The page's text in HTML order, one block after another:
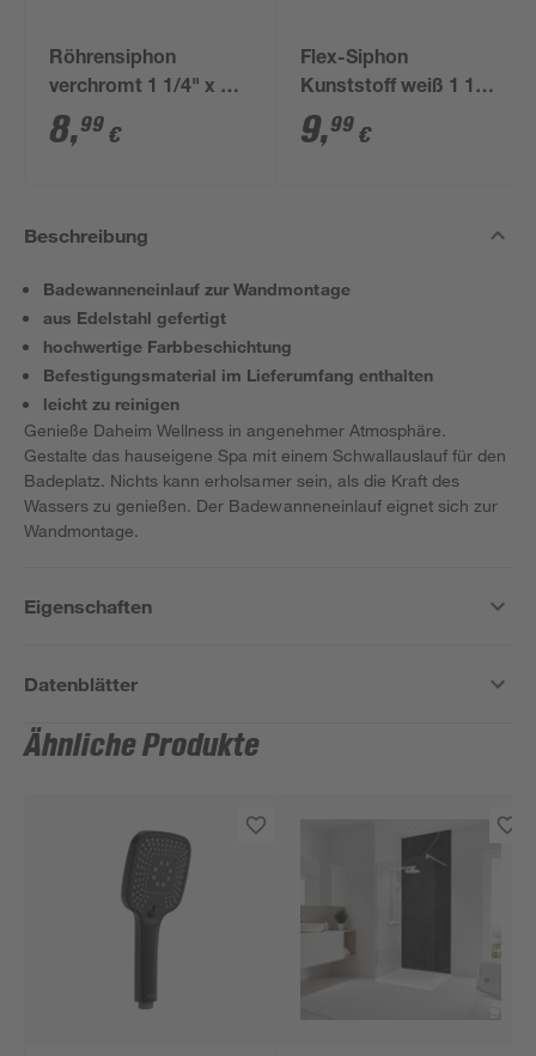
Röhrensiphon
verchromt 1 1/4" x 32
mm
8,99 €
Flex-Siphon
Kunststoff weiß 1 1/2'
x 40/50 mm
9,99 €
Beschreibung
Badewanneneinlauf zur Wandmontage
aus Edelstahl gefertigt
hochwertige Farbbeschichtung
Befestigungsmaterial im Lieferumfang enthalten
leicht zu reinigen
Genieße Daheim Wellness in angenehmer Atmosphäre.
Gestalte das hauseigene Spa mit einem Schwallauslauf für den
Badeplatz. Nichts kann erholsamer sein, als die Kraft des
Wassers zu genießen. Der Badewanneneinlauf eignet sich zur
Wandmontage.
Eigenschaften
Datenblätter
Ähnliche Produkte